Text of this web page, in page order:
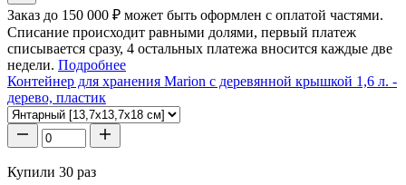
Заказ до 150 000 ₽ может быть оформлен с оплатой частями.
Списание происходит равными долями, первый платеж
списывается сразу, 4 остальных платежа вносится каждые две
недели. Подробнее
Контейнер для хранения Marion с деревянной крышкой 1,6 л. -
дерево, пластик
Купили 30 раз